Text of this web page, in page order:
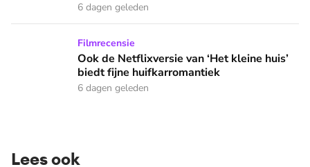
6 dagen geleden
Ook de Netflixversie van ‘Het kleine huis’ biedt fijne
Filmrecensie
Ook de Netflixversie van ‘Het kleine huis’
biedt fijne huifkarromantiek
6 dagen geleden
Lees ook